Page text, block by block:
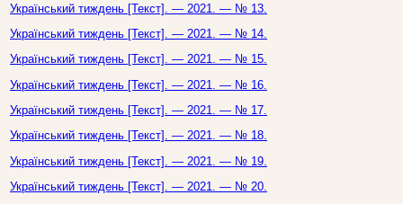
Український тиждень [Текст]. — 2021. — № 13.
Український тиждень [Текст]. — 2021. — № 14.
Український тиждень [Текст]. — 2021. — № 15.
Український тиждень [Текст]. — 2021. — № 16.
Український тиждень [Текст]. — 2021. — № 17.
Український тиждень [Текст]. — 2021. — № 18.
Український тиждень [Текст]. — 2021. — № 19.
Український тиждень [Текст]. — 2021. — № 20.